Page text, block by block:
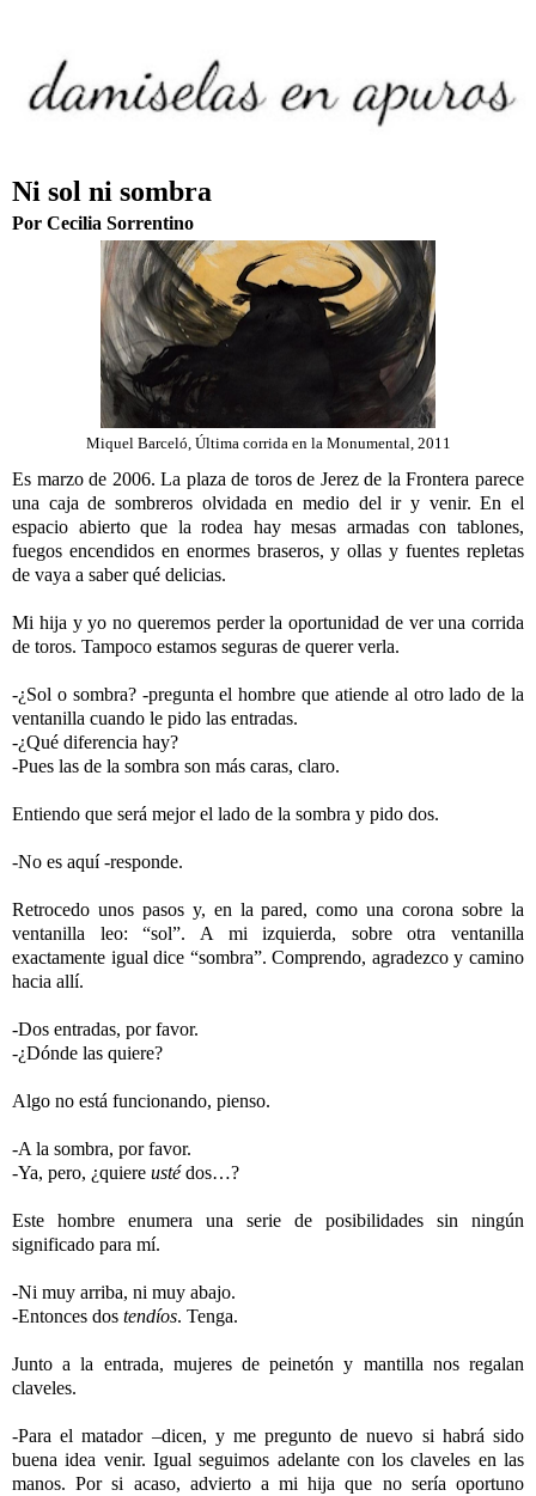
Ni sol ni sombra
Por Cecilia Sorrentino
Miquel Barceló, Última corrida en la Monumental, 2011
Es marzo de 2006. La plaza de toros de Jerez de la Frontera parece
una caja de sombreros olvidada en medio del ir y venir. En el
espacio abierto que la rodea hay mesas armadas con tablones,
fuegos encendidos en enormes braseros, y ollas y fuentes repletas
de vaya a saber qué delicias.
Mi hija y yo no queremos perder la oportunidad de ver una corrida
de toros. Tampoco estamos seguras de querer verla.
-¿Sol o sombra? -pregunta el hombre que atiende al otro lado de la
ventanilla cuando le pido las entradas.
-¿Qué diferencia hay?
-Pues las de la sombra son más caras, claro.
Entiendo que será mejor el lado de la sombra y pido dos.
-No es aquí -responde.
Retrocedo unos pasos y, en la pared, como una corona sobre la
ventanilla leo: “sol”. A mi izquierda, sobre otra ventanilla
exactamente igual dice “sombra”. Comprendo, agradezco y camino
hacia allí.
-Dos entradas, por favor.
-¿Dónde las quiere?
Algo no está funcionando, pienso.
-A la sombra, por favor.
-Ya, pero, ¿quiere ustédos…?
Este hombre enumera una serie de posibilidades sin ningún
significado para mí.
-Ni muy arriba, ni muy abajo.
-Entonces dos tendíos. Tenga.
Junto a la entrada, mujeres de peinetón y mantilla nos regalan
claveles.
-Para el matador –dicen, y me pregunto de nuevo si habrá sido
buena idea venir. Igual seguimos adelante con los claveles en las
manos. Por si acaso, advierto a mi hija que no sería oportuno